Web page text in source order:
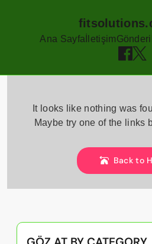
Ana Sayfa İletişim
It looks like nothing was
Maybe try one of the links
Back to